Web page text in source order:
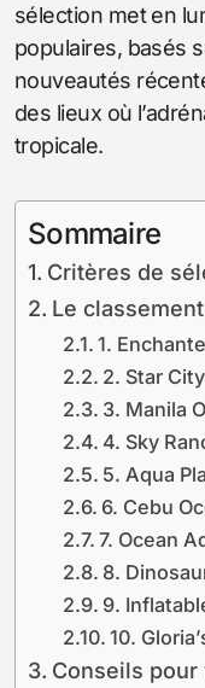
sélection met en
populaires, basés
nouveautés
des lieux où
tropicale.
Sommaire
Critères de
Le
1.
2. Star
3. Manila
4. Sky
5. Aqua
6. Cebu
7. Ocean
8.
9.
10.
Conseils